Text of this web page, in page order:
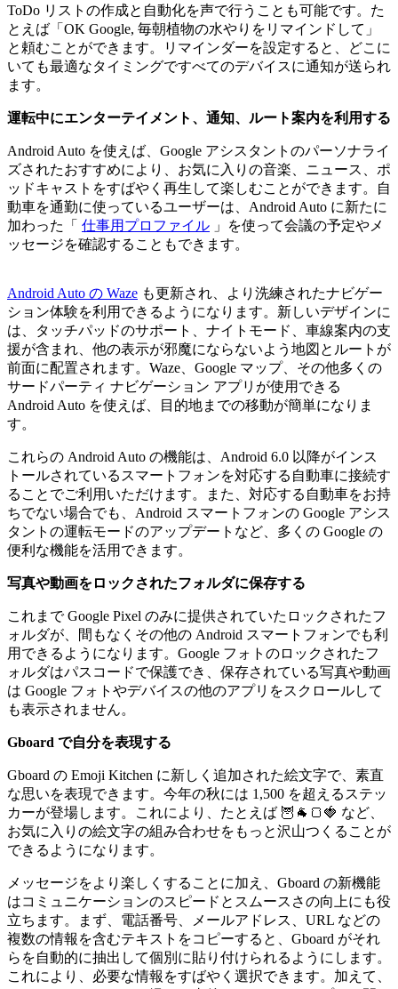
ToDo リストの作成と自動化を声で行うことも可能です。た
とえば「OK Google, 毎朝植物の水やりをリマインドして」
と頼むことができます。リマインダーを設定すると、どこに
いても最適なタイミングですべてのデバイスに通知が送られ
ます。
運転中にエンターテイメント、通知、ルート案内を利用する
Android Auto を使えば、Google アシスタントのパーソナライ
ズされたおすすめにより、お気に入りの音楽、ニュース、ポ
ッドキャストをすばやく再生して楽しむことができます。自
動車を通勤に使っているユーザーは、Android Auto に新たに
加わった「 仕事用プロファイル 」を使って会議の予定やメ
ッセージを確認することもできます。
Android Auto の Waze も更新され、より洗練されたナビゲー
ション体験を利用できるようになります。新しいデザインに
は、タッチパッドのサポート、ナイトモード、車線案内の支
援が含まれ、他の表示が邪魔にならないよう地図とルートが
前面に配置されます。Waze、Google マップ、その他多くの
サードパーティ ナビゲーション アプリが使用できる
Android Auto を使えば、目的地までの移動が簡単になりま
す。
これらの Android Auto の機能は、Android 6.0 以降がインス
トールされているスマートフォンを対応する自動車に接続す
ることでご利用いただけます。また、対応する自動車をお持
ちでない場合でも、Android スマートフォンの Google アシス
タントの運転モードのアップデートなど、多くの Google の
便利な機能を活用できます。
写真や動画をロックされたフォルダに保存する
これまで Google Pixel のみに提供されていたロックされたフ
ォルダが、間もなくその他の Android スマートフォンでも利
用できるようになります。Google フォトのロックされたフ
ォルダはパスコードで保護でき、保存されている写真や動画
は Google フォトやデバイスの他のアプリをスクロールして
も表示されません。
Gboard で自分を表現する
Gboard の Emoji Kitchen に新しく追加された絵文字で、素直
な思いを表現できます。今年の秋には 1,500 を超えるステッ
カーが登場します。これにより、たとえば 🦉🐐🍞🍓 など、
お気に入りの絵文字の組み合わせをもっと沢山つくることが
できるようになります。
メッセージをより楽しくすることに加え、Gboard の新機能
はコミュニケーションのスピードとスムースさの向上にも役
立ちます。まず、電話番号、メールアドレス、URL などの
複数の情報を含むテキストをコピーすると、Gboard がそれ
らを自動的に抽出して個別に貼り付けられるようにします。
これにより、必要な情報をすばやく選択できます。加えて、